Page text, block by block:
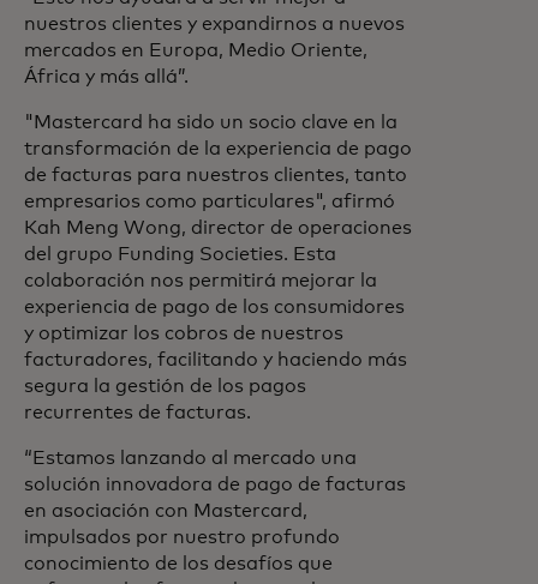
nuestros clientes y expandirnos a nuevos
mercados en Europa, Medio Oriente,
África y más allá”.
"Mastercard ha sido un socio clave en la
transformación de la experiencia de pago
de facturas para nuestros clientes, tanto
empresarios como particulares", afirmó
Kah Meng Wong, director de operaciones
del grupo Funding Societies. Esta
colaboración nos permitirá mejorar la
experiencia de pago de los consumidores
y optimizar los cobros de nuestros
facturadores, facilitando y haciendo más
segura la gestión de los pagos
recurrentes de facturas.
“Estamos lanzando al mercado una
solución innovadora de pago de facturas
en asociación con Mastercard,
impulsados por nuestro profundo
conocimiento de los desafíos que